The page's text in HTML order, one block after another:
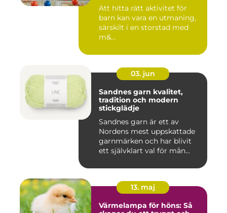
Att hitta rätt aktivitet för
barn kan vara en utmaning,
särskilt i en storstad med
m&...
03. jun
Sandnes garn kvalitet,
tradition och modern
stickglädje
Sandnes garn är ett av
Nordens mest uppskattade
garnmärken och har blivit
ett självklart val för mån...
13. maj
Värmelampa för höns: Så